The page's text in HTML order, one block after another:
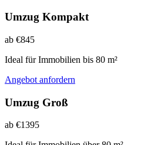
Umzug Kompakt
ab €845
Ideal für Immobilien bis 80 m²
Angebot anfordern
Umzug Groß
ab €1395